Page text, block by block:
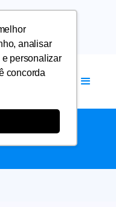
analisar
personalizar
concorda